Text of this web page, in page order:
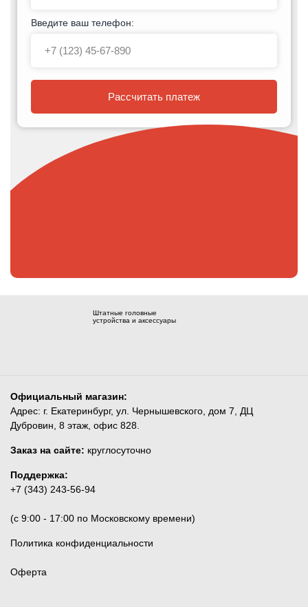
Введите ваш телефон:
Рассчитать платеж
Штатные головные
устройства и аксессуары
Официальный магазин:
Адрес: г. Екатеринбург, ул. Чернышевского, дом 7, ДЦ
Дубровин, 8 этаж, офис 828.
Заказ на сайте: круглосуточно
Поддержка:
+7 (343) 243-56-94
(c 9:00 - 17:00 по Московскому времени)
Политика конфиденциальности
Оферта